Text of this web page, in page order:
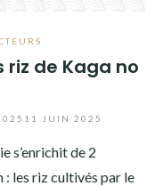
riz de Kaga no
11 JUIN 2025
s’enrichit de 2
: les riz cultivés par le